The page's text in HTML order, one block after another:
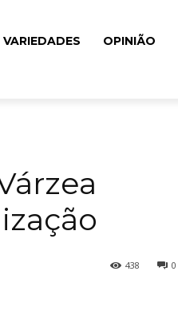
VARIEDADES OPINIÃO
0
438